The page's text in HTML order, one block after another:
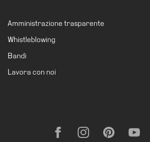
Amministrazione trasparente
Whistleblowing
Bandi
Lavora con noi
FacebookInstagramPinterestYouTube